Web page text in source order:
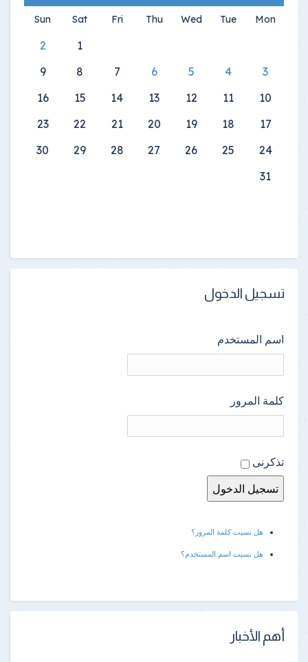
Mon
Tue
Wed
Thu
Fri
Sat
Sun
1
2
3
4
5
6
7
8
9
10
11
12
13
14
15
16
17
18
19
20
21
22
23
24
25
26
27
28
29
30
31
تسجيل الدخول
اسم المستخدم
كلمة المرور
تذكرنى
هل نسيت كلمة المرور؟
هل نسيت اسم المستخدم؟
أهم الأخبار